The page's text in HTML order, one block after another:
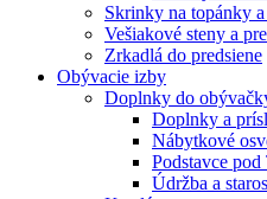
Skrinky na topánky
Vešiakové steny a
Zrkadlá do predsiene
Obývacie izby
Doplnky do
Doplnky a
Nábytkové
Podstavce
Údržba a